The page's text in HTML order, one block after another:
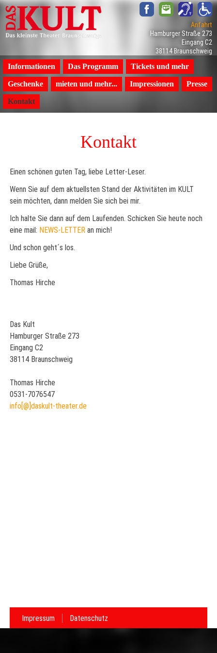
Anfahrt
Hamburger Straße 273
Eingang C2
38114 Braunschweig
Navigation
überspringen
Informationen Das Programm Tickets und mehr
Geschenke mieten und mehr... Impressionen Presse
Kontakt
Kontakt
Einen schönen guten Tag, liebe Letter-Leser.
Wenn Sie auf dem aktuellsten Stand der Aktivitäten im KULT
sein möchten, dann melden Sie sich bei mir.
Ich halte Sie dann auf dem Laufenden. Schicken Sie heute noch
eine mail: NEWS-LETTER an mich!
Und schon geht´s los.
Liebe Grüße,
Thomas Hirche
Das Kult
Hamburger Straße 273
Eingang C2
38114 Braunschweig
Thomas Hirche
0531-7076547
info[@]daskult-theater.de
Impressum Datenschutz